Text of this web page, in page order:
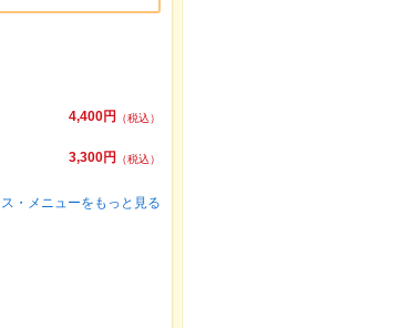
4,400円
（税込）
3,300円
（税込）
・メニューをもっと見る